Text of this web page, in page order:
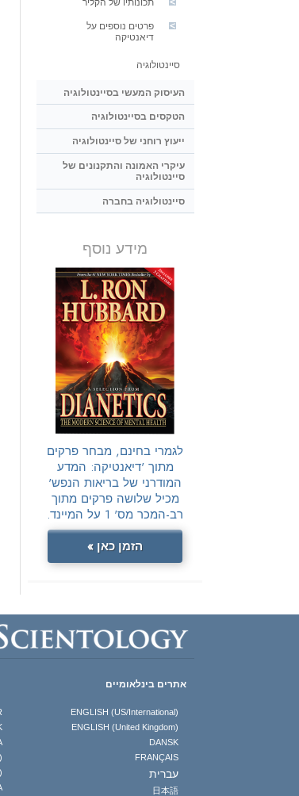
תכונותיו של הקליר
פרטים נוספים על
דיאנטיקה
סיינטולוגיה
העיסוק המעשי בסיינטולוגיה
הטקסים בסיינטולוגיה
ייעוץ רוחני של סיינטולוגיה
עיקרי האמונה והתקנונים של
סיינטולוגיה
סיינטולוגיה בחברה
מידע נוסף
לגמרי בחינם, מבחר פרקים
מתוך 'דיאנטיקה: המדע
המודרני של בריאות הנפש'
מכיל שלושה פרקים מתוך
רב-המכר מס' 1 על המיינד.
הזמן כאן »
אתרים בינלאומיים
ENGLISH (US/International)
ENGLISH (United Kingdom)
DANSK
FRANÇAIS
עברית
日本語